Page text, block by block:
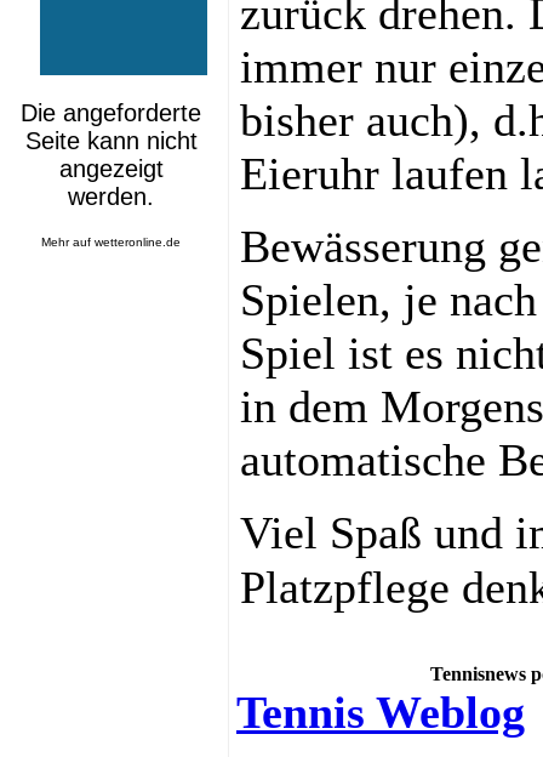
Mehr aufwetteronline.de
zurück drehen.
immer nur
bisher auch),
Eieruhr laufen
Bewässerung
Spielen, je
Spiel ist es
in dem
automatische
Viel Spaß und
Platzpflege
Tennisnews
Tennis Weblog